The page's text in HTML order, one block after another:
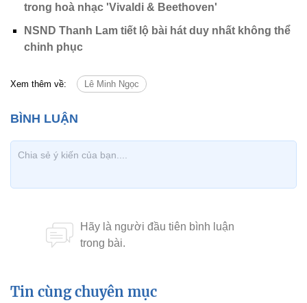
trong hoà nhạc 'Vivaldi & Beethoven'
NSND Thanh Lam tiết lộ bài hát duy nhất không thể
chinh phục
Xem thêm về: Lê Minh Ngọc
Tin cùng chuyên mục